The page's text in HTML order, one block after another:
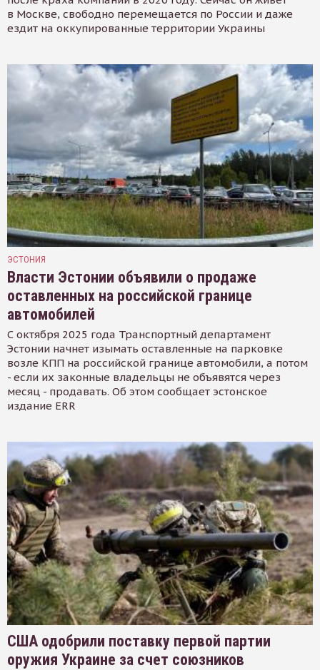
в Москве, свободно перемещается по России и даже
ездит на оккупированные территории Украины
ЭСТОНИЯ
Власти Эстонии объявили о продаже
оставленных на российской границе
автомобилей
С октября 2025 года Транспортный департамент
Эстонии начнет изымать оставленные на парковке
возле КПП на российской границе автомобили, а потом
- если их законные владельцы не объявятся через
месяц - продавать. Об этом сообщает эстонское
издание ERR
США одобрили поставку первой партии
оружия Украине за счет союзников